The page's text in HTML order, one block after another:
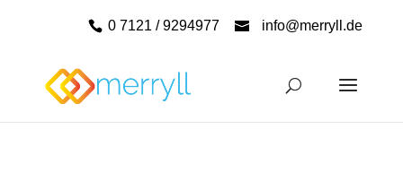
0 7121 / 9294977 info@merryll.de